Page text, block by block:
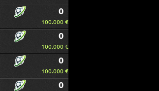
0
100.000 €
0
100.000 €
0
100.000 €
0